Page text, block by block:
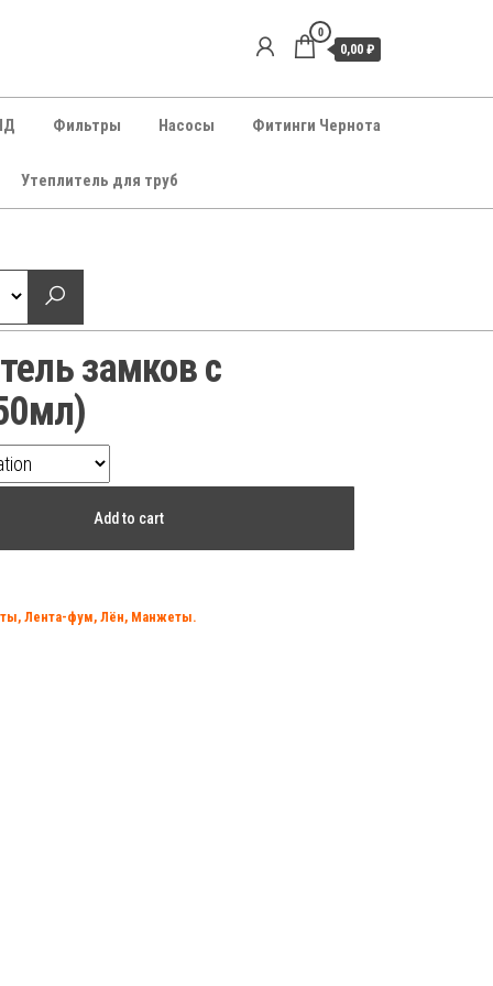
0
0,00 ₽
Фильтры Насосы Фитинги Чернота
Утеплитель для труб
замков с
Add to cart
Лента-фум, Лён, Манжеты.